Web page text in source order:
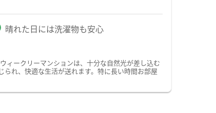
晴れた日には洗濯物も安心
ィークリーマンションは、十分な自然光が差し込む
れ、快適な生活が送れます。特に長い時間お部屋